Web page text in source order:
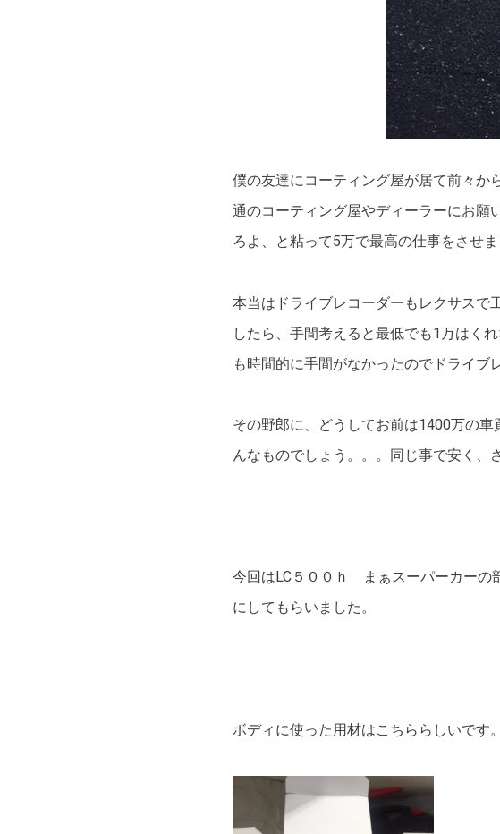
僕の友達にコーティング屋が居て前々か
通のコーティング屋やディーラーにお願
ろよ、と粘って5万で最高の仕事をさせま
本当はドライブレコーダーもレクサスで
したら、手間考えると最低でも1万はく
も時間的に手間がなかったのでドライブ
その野郎に、どうしてお前は1400万の
んなものでしょう。。。同じ事で安く、
今回はLC５００ｈ まぁスーパーカーの
にしてもらいました。
ボディに使った用材はこちららしいです。